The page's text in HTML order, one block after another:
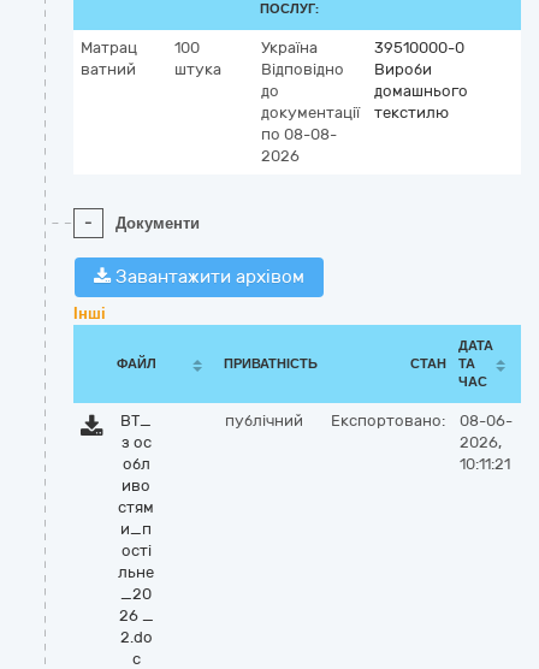
ПОСЛУГ:
Матрац
ватний
100
штука
Україна
Відповідно
до
документації
по 08-08-
2026
39510000-0
Вироби
домашнього
текстилю
- Документи
Завантажити архівом
Інші
ФАЙЛ ПРИВАТНІСТЬ СТАН
ДАТА
ТА
ЧАС
ВТ_
з ос
обл
иво
стям
и_п
ості
льне
_20
26 _
2.do
c
публічний Експортовано:
08-06-
2026,
10:11:21